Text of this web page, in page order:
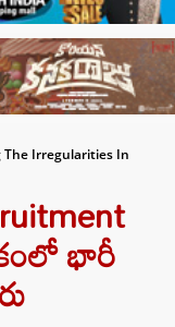
The Irregularities In
భారీ